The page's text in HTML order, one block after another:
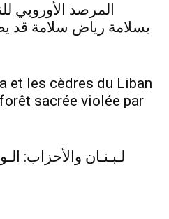
المرصد الأوروبي
بسلامة رياض سلامة قد
et les cèdres du Liban
sacrée violée par
لـبـنـان والأحزاب: